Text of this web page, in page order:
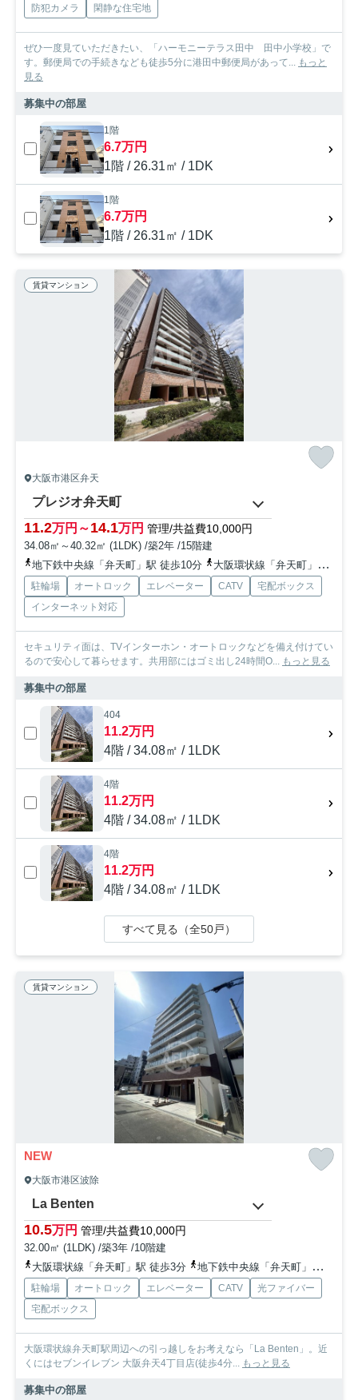
防犯カメラ
閑静な住宅地
ぜひ一度見ていただきたい、「ハーモニーテラス田中 田中小学校」で
す。郵便局での手続きなども徒歩5分に港田中郵便局があって...
もっと
見る
募集中の部屋
1階
6.7万円
1階 / 26.31㎡ / 1DK
1階
6.7万円
1階 / 26.31㎡ / 1DK
賃貸マンション
大阪市港区弁天
プレジオ弁天町
11.2万円～14.1万円 管理/共益費10,000円
34.08㎡～40.32㎡ (1LDK) /築2年 /15階建
地下鉄中央線「弁天町」駅 徒歩10分
大阪環状線「弁天町」駅 徒歩10分
駐輪場 オートロック エレベーター CATV
宅配ボックス
インターネット対応
セキュリティ面は、TVインターホン・オートロックなどを備え付けてい
るので安心して暮らせます。共用部にはゴミ出し24時間O...
もっと見る
募集中の部屋
404
11.2万円
4階 / 34.08㎡ / 1LDK
4階
11.2万円
4階 / 34.08㎡ / 1LDK
4階
11.2万円
4階 / 34.08㎡ / 1LDK
すべて見る（全50戸）
賃貸マンション
NEW
大阪市港区波除
La Benten
10.5万円 管理/共益費10,000円
32.00㎡ (1LDK) /築3年 /10階建
大阪環状線「弁天町」駅 徒歩3分
地下鉄中央線「弁天町」駅 徒歩3分
駐輪場 オートロック エレベーター CATV
光ファイバー
宅配ボックス
大阪環状線弁天町駅周辺への引っ越しをお考えなら「La Benten」。近
くにはセブンイレブン 大阪弁天4丁目店(徒歩4分...
もっと見る
募集中の部屋